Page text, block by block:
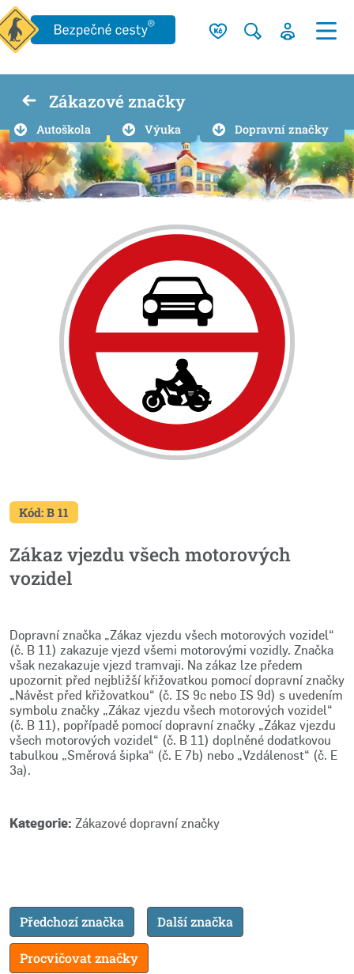
Zákazové značky
Autoškola Výuka Dopravní značky
Kód: B 11
Zákaz vjezdu všech motorových
vozidel
Dopravní značka „Zákaz vjezdu všech motorových vozidel“
(č. B 11) zakazuje vjezd všemi motorovými vozidly. Značka
však nezakazuje vjezd tramvaji. Na zákaz lze předem
upozornit před nejbližší křižovatkou pomocí dopravní značky
„Návěst před křižovatkou“ (č. IS 9c nebo IS 9d) s uvedením
symbolu značky „Zákaz vjezdu všech motorových vozidel“
(č. B 11), popřípadě pomocí dopravní značky „Zákaz vjezdu
všech motorových vozidel“ (č. B 11) doplněné dodatkovou
tabulkou „Směrová šipka“ (č. E 7b) nebo „Vzdálenost“ (č. E
3a).
Kategorie: Zákazové dopravní značky
Předchozí značka Další značka
Procvičovat značky